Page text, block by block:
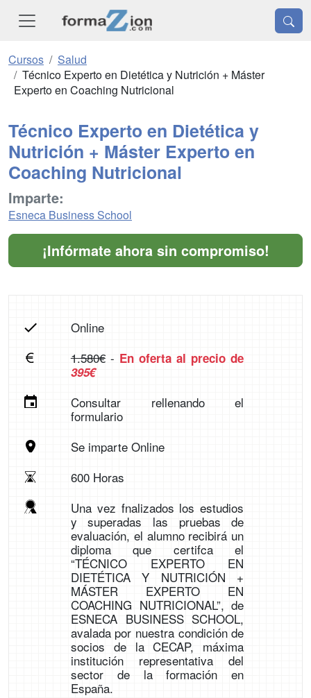
Cursos
Salud
Técnico Experto en Dietética y Nutrición + Máster
Experto en Coaching Nutricional
Técnico Experto en Dietética y
Nutrición + Máster Experto en
Coaching Nutricional
Imparte:
Esneca Business School
¡Infórmate ahora sin compromiso!
Online
1.580€- En oferta al precio de
395€
Consultar rellenando el
formulario
Se imparte Online
600 Horas
Una vez fnalizados los estudios
y superadas las pruebas de
evaluación, el alumno recibirá un
diploma que certifca el
“TÉCNICO EXPERTO EN
DIETÉTICA Y NUTRICIÓN +
MÁSTER EXPERTO EN
COACHING NUTRICIONAL”, de
ESNECA BUSINESS SCHOOL,
avalada por nuestra condición de
socios de la CECAP, máxima
institución representativa del
sector de la formación en
España.